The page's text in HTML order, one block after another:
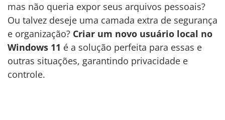
mas não queria expor seus arquivos pessoais?
Ou talvez deseje uma camada extra de segurança
e organização? Criar um novo usuário local no
Windows 11 é a solução perfeita para essas e
outras situações, garantindo privacidade e
controle.